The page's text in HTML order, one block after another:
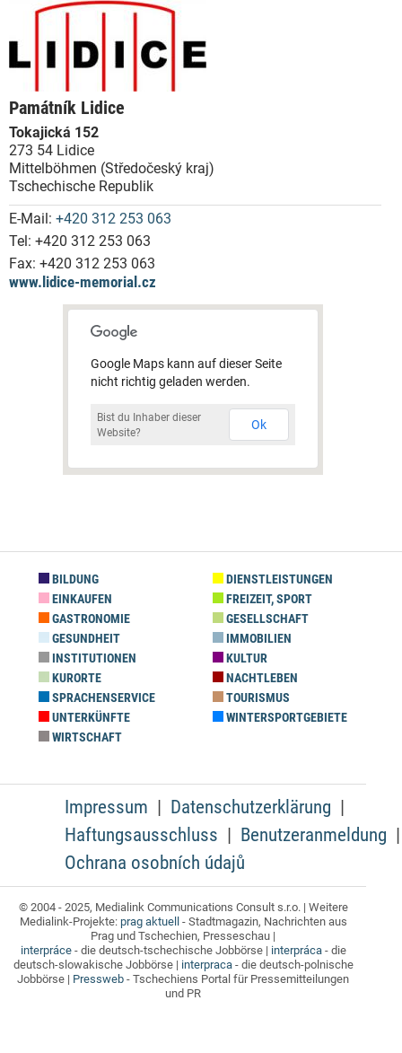
Památník Lidice
Tokajická 152
273 54 Lidice
Mittelböhmen (Středočeský kraj)
Tschechische Republik
E-Mail: +420 312 253 063
Tel: +420 312 253 063
Fax: +420 312 253 063
www.lidice-memorial.cz
Google Maps kann auf dieser Seite
nicht richtig geladen werden.
Bist du Inhaber dieser
Website?
Ok
BILDUNG
DIENSTLEISTUNGEN
EINKAUFEN
FREIZEIT, SPORT
GASTRONOMIE
GESELLSCHAFT
GESUNDHEIT
IMMOBILIEN
INSTITUTIONEN
KULTUR
KURORTE
NACHTLEBEN
SPRACHENSERVICE
TOURISMUS
UNTERKÜNFTE
WINTERSPORTGEBIETE
WIRTSCHAFT
Impressum
Datenschutzerklärung
Haftungsausschluss
Benutzeranmeldung
Ochrana osobních údajů
© 2004 - 2025, Medialink Communications Consult s.r.o. | Weitere
Medialink-Projekte: prag aktuell- Stadtmagazin, Nachrichten aus
Prag und Tschechien, Presseschau |
interpráce- die deutsch-tschechische Jobbörse | interpráca- die
deutsch-slowakische Jobbörse | interpraca- die deutsch-polnische
Jobbörse | Pressweb - Tschechiens Portal für Pressemitteilungen
und PR